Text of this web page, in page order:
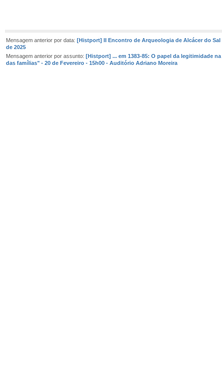
Mensagem anterior por data: [Histport] II Encontro de Arqueologia de Alcácer do Sal
de 2025
Mensagem anterior por assunto: [Histport] ... em 1383-85: O papel da legitimidade
das famílias" - 20 de Fevereiro - 15h00 - Auditório Adriano Moreira